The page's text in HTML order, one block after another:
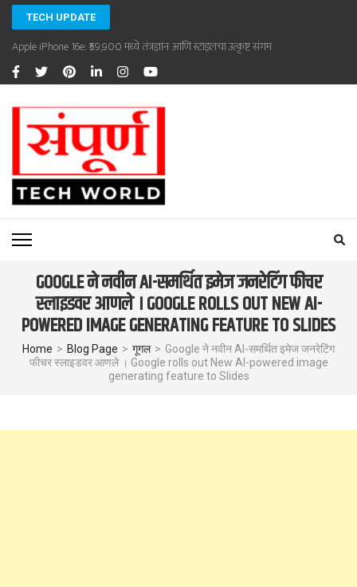
Skip
content
(Press
Enter)
TECH UPDATE
Apple iPhone 16e: ₹59,900 मध्ये तंत्रज्ञान आणि स्टाइलचा उत्कृष्ट संगम
SAMPOORNA TECHWORLD
Sampoorna Techworld
GOOGLE ने नवीन AI-समर्थित इमेज जनरेटिंग फीचर
स्लाइडवर आणले । GOOGLE ROLLS OUT NEW AI-
POWERED IMAGE GENERATING FEATURE TO SLIDES
Home > Blog Page > गूगल > Google ने नवीन AI-समर्थित इमेज जनरेटिंग
फीचर स्लाइडवर आणले । Google rolls out New AI-powered image
generating feature to Slides